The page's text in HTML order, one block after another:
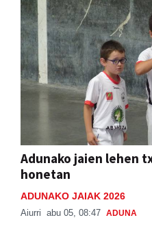
Adunako jaien lehen
honetan
ADUNAKO JAIAK 2026
Aiurri abu 05, 08:47 ADUNA